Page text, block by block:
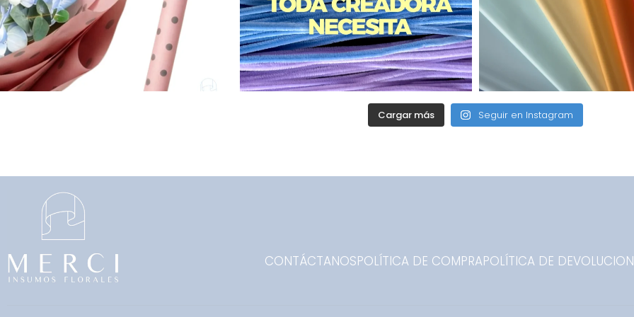
Cargar más Seguir en Instagram
CONTÁCTANOSPOLÍTICA DE COMPRAPOLÍTICA DE